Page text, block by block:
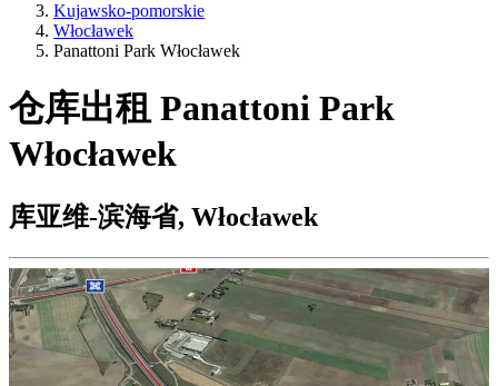
Kujawsko-pomorskie
Włocławek
Panattoni Park Włocławek
仓库出租 Panattoni Park
Włocławek
库亚维-滨海省, Włocławek